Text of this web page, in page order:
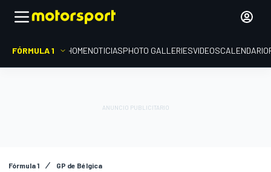
FÓRMULA 1 HOMENOTICIASPHOTO GALLERIESVIDEOSCALENDARIO
Fórmula 1 GP de Bélgica